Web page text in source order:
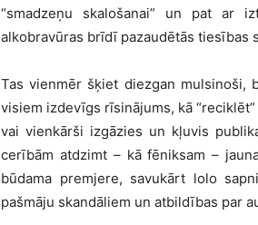
“smadzeņu skalošanai” un pat ar
alkobravūras brīdī pazaudētās tiesības
Tas vienmēr šķiet diezgan mulsinoši,
visiem izdevīgs rīsinājums, kā
vai vienkārši izgāzies un kļuvis
cerībām atdzimt – kā fēniksam –
būdama premjere, savukārt lolo
pašmāju skandāliem un atbildības par